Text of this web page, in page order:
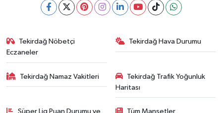
Tekirdağ Nöbetçi
Eczaneler
Tekirdağ Hava Durumu
Tekirdağ Namaz Vakitleri
Tekirdağ Trafik Yoğunluk
Haritası
Süper Lig Puan Durumu ve Tüm Manşetler